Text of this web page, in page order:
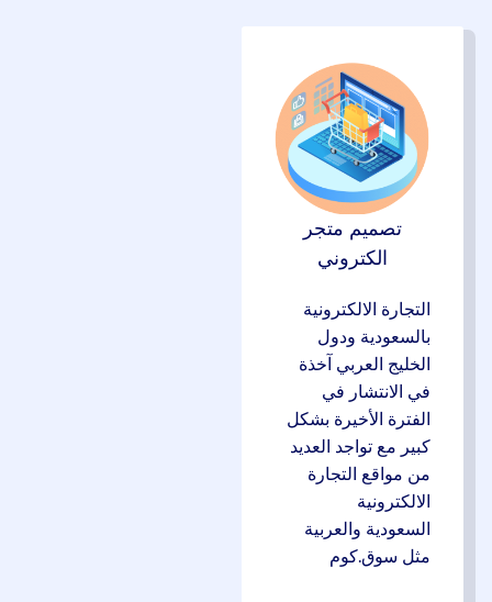
تصميم متجر
الكتروني
التجارة الالكترونية
بالسعودية ودول
الخليج العربي آخذة
في الانتشار في
الفترة الأخيرة بشكل
كبير مع تواجد العديد
من مواقع التجارة
الالكترونية
السعودية والعربية
مثل سوق.كوم